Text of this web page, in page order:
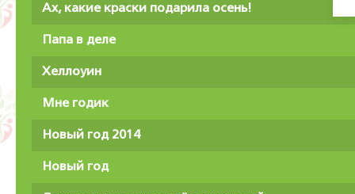
Ах, какие краски подарила осень!
Папа в деле
Хеллоуин
Мне годик
Новый год 2014
Новый год